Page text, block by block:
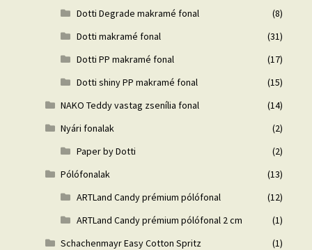
Dotti Degrade makramé fonal
(8)
Dotti makramé fonal
(31)
Dotti PP makramé fonal
(17)
Dotti shiny PP makramé fonal
(15)
NAKO Teddy vastag zsenília fonal
(14)
Nyári fonalak
(2)
Paper by Dotti
(2)
Pólófonalak
(13)
ARTLand Candy prémium pólófonal
(12)
ARTLand Candy prémium pólófonal 2 cm
(1)
Schachenmayr Easy Cotton Spritz
(1)